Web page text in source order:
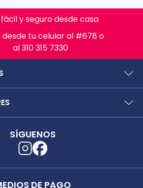
y seguro desde casa
desde tu celular al #678 o
al 310 315 7330
uso
puntos saludables
Antioquia
SÍGUENOS
DE PAGO